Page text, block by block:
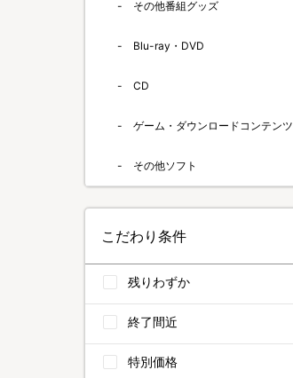
その他番組グッズ
Blu-ray・DVD
CD
ゲーム・ダウンロードコンテンツ
その他ソフト
こだわり条件
残りわずか
終了間近
特別価格